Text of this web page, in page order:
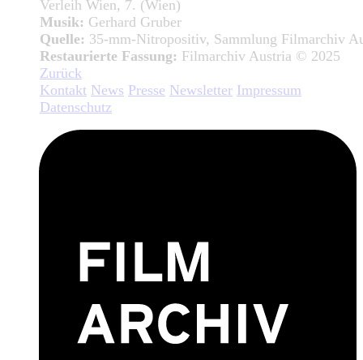
Verleih Wien, 7. (Wien)
Musik: Gerhard Gruber
Quelle: 35-mm-Nitropositiv, Sammlung Filmarchiv
Restaurierte Fassung: Filmarchiv Austria © 2025
Zurück
Kontakt News Presse Newsletter Impressum
Datenschutz